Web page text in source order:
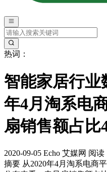
热词：
智能家居行业
年4月淘系电
扇销售额占比
2020-09-05 Echo 艾媒网 阅读
摘要 从2020年4月淘系电商